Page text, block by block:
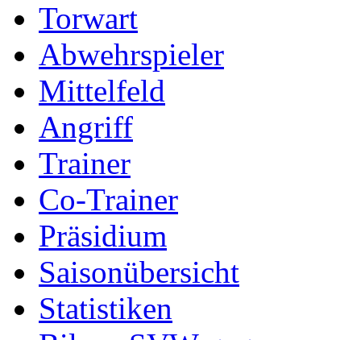
Torwart
Abwehrspieler
Mittelfeld
Angriff
Trainer
Co-Trainer
Präsidium
Saisonübersicht
Statistiken